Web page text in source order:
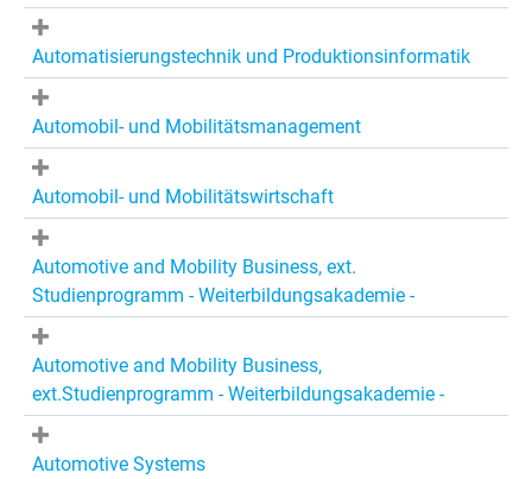
Automatisierungstechnik und Produktionsinformatik
Automobil- und Mobilitätsmanagement
Automobil- und Mobilitätswirtschaft
Automotive and Mobility Business, ext.
Studienprogramm - Weiterbildungsakademie -
Automotive and Mobility Business,
ext.Studienprogramm - Weiterbildungsakademie -
Automotive Systems